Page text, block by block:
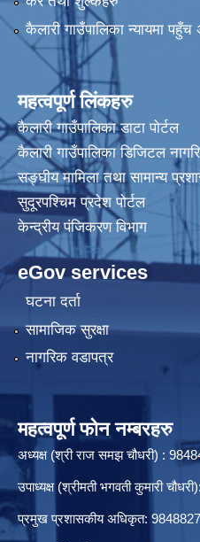
कैलारी गाउँपालिका न्यायमा
महत्वपूर्ण लिंकहरु
कैलारी गाउँपालिका डाटा पाेर्टल
कैलारी गाउँपालिका डिजिटल
सङ्घीय मामिला तथा सामान्य
सुदूरपश्चिम प्रदेश पोर्टल
केन्द्रीय प‌ंजिकरण विभाग
eGov services
घटना दर्ता
सामाजिक सुरक्षा
नागरिक वडापत्र
महत्वपूर्ण फोन नम्बरहरु
अध्यक्ष (श्री राज समझ चौधरी) :
उपाध्यक्ष (श्रीमती भगवती कुमारी
प्रमुख प्रशासकीय अधिकृत: